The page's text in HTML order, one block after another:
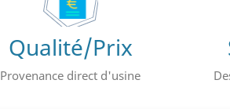
Qualité/Prix
Provenance direct d'usine